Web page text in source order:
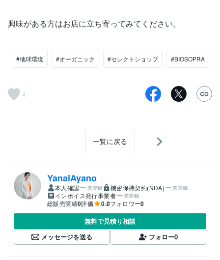
興味がある方はお店に立ち寄ってみてください。
#地球環境 #オーガニック #セレクトショップ #BIOSOPRA
4
一覧に戻る
YanaiAyano
本人確認 未登録 機密保持契約(NDA) 未登録
インボイス発行事業者 未登録
総販売実績0評価 0.0フォロワー0
無料で見積り相談
メッセージを送る
フォロー0